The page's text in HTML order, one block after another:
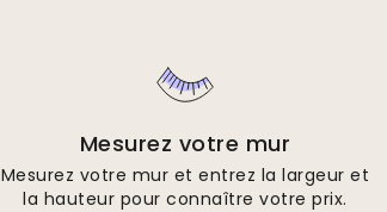
Mesurez votre mur
Mesurez votre mur et entrez la largeur et
la hauteur pour connaître votre prix.